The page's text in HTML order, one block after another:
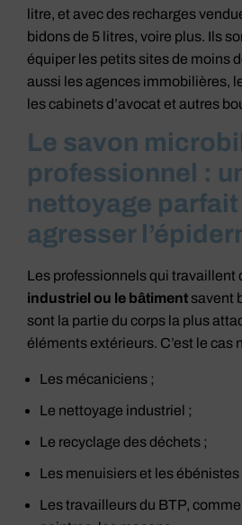
litre, et avec des recharges
bidons de 5 litres, voire plus. Ils
équiper les petits sites de moins
aussi les agences immobilières,
les cabinets d’avocat et autres
Le savon
professionnel :
nettoyage
agresser
Les professionnels qui travaillent
industriel ou le bâtiment savent
sont la partie du corps la plus
éléments extérieurs. C’est le cas
Les mécaniciens ;
Le nettoyage industriel ;
Le recyclage des déchets ;
Les menuisiers et les ébénistes
Les travailleurs du BTP,